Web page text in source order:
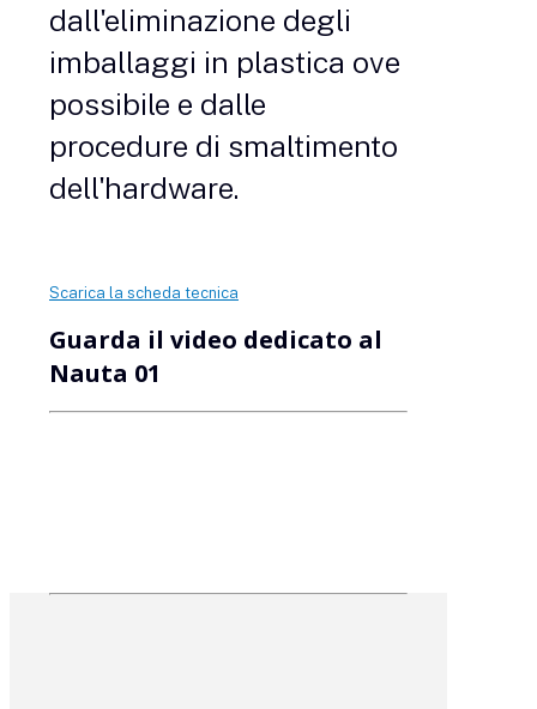
dall'eliminazione degli
imballaggi in plastica ove
possibile e dalle
procedure di smaltimento
dell'hardware.
Scarica la scheda tecnica
Guarda il video dedicato al
Nauta 01